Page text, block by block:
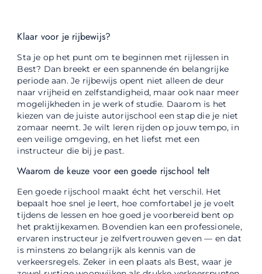
Klaar voor je rijbewijs?
Sta je op het punt om te beginnen met rijlessen in
Best? Dan breekt er een spannende én belangrijke
periode aan. Je rijbewijs opent niet alleen de deur
naar vrijheid en zelfstandigheid, maar ook naar meer
mogelijkheden in je werk of studie. Daarom is het
kiezen van de juiste autorijschool een stap die je niet
zomaar neemt. Je wilt leren rijden op jouw tempo, in
een veilige omgeving, en het liefst met een
instructeur die bij je past.
Waarom de keuze voor een goede rijschool telt
Een goede rijschool maakt écht het verschil. Het
bepaalt hoe snel je leert, hoe comfortabel je je voelt
tijdens de lessen en hoe goed je voorbereid bent op
het praktijkexamen. Bovendien kan een professionele,
ervaren instructeur je zelfvertrouwen geven — en dat
is minstens zo belangrijk als kennis van de
verkeersregels. Zeker in een plaats als Best, waar je